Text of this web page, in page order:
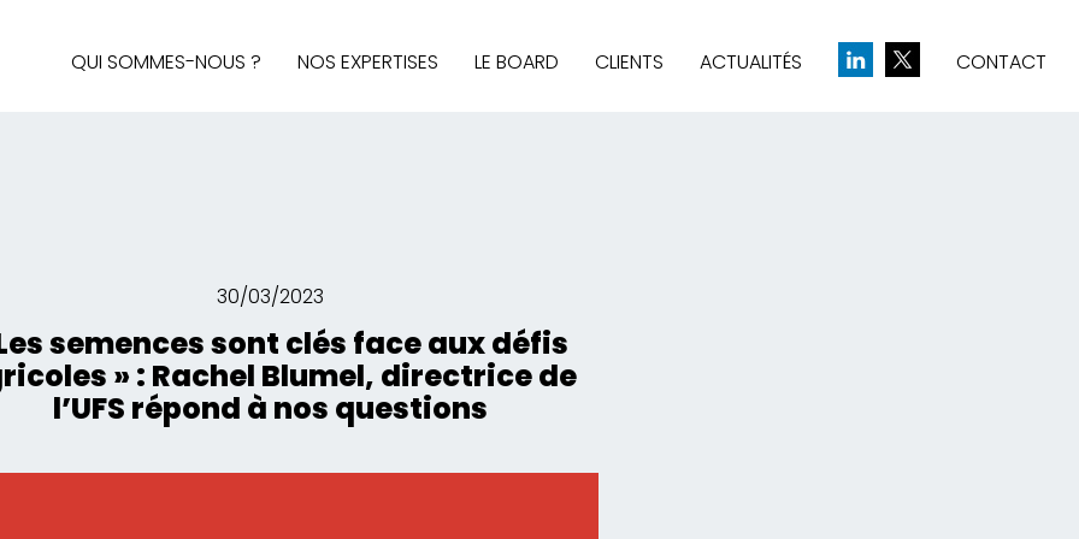
QUI SOMMES-NOUS ?
NOS EXPERTISES
INTELLIGENCE ÉCONOMIQUE
LE BOARD CLIENTS ACTUALITÉS CONTACT
30/03/2023
semences sont clés face aux défis
» : Rachel Blumel, directrice de
l’UFS répond à nos questions